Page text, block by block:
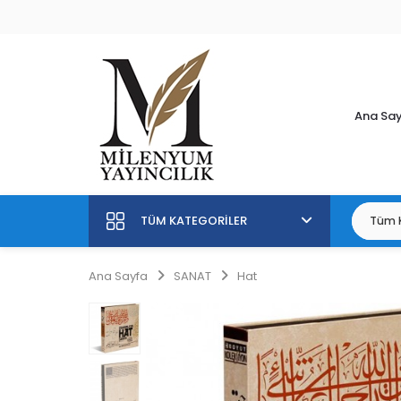
Ana
TÜM KATEGORILER
Ana Sayfa SANAT Hat